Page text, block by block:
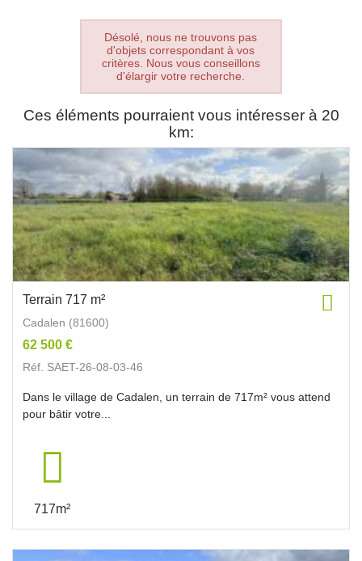
Désolé, nous ne trouvons pas
d'objets correspondant à vos
critères. Nous vous conseillons
d'élargir votre recherche.
Ces éléments pourraient vous intéresser à 20
km:
Terrain 717 m²
Cadalen (81600)
62 500 €
Réf. SAET-26-08-03-46
Dans le village de Cadalen, un terrain de 717m² vous attend
pour bâtir votre...
717m²